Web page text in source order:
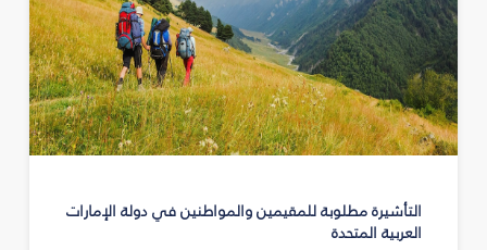
التأشيرة مطلوبة للمقيمين والمواطنين في دولة الإمارات
العربية المتحدة